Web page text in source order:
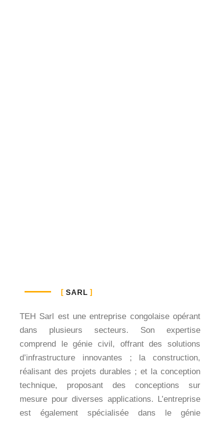
SARL
TEH Sarl est une entreprise congolaise opérant
dans plusieurs secteurs. Son expertise
comprend le génie civil, offrant des solutions
d’infrastructure innovantes ; la construction,
réalisant des projets durables ; et la conception
technique, proposant des conceptions sur
mesure pour diverses applications. L’entreprise
est également spécialisée dans le génie